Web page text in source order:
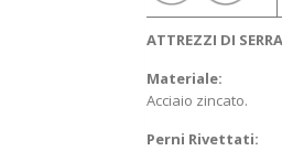
ATTREZZI DI
Materiale:
Acciaio zincato.
Perni Rivettati: